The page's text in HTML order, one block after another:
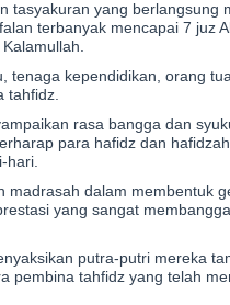
yang berlangsung
terbanyak mencapai 7 juz
kependidikan, orang
tahfidz.
rasa bangga dan
para hafidz dan
hari.
dalam membentuk
yang sangat
putra-putri mereka
pembina tahfidz yang telah